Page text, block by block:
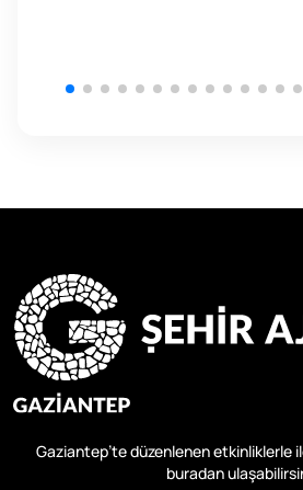
Gaziantep’te düzenlenen etkinliklerle
buradan